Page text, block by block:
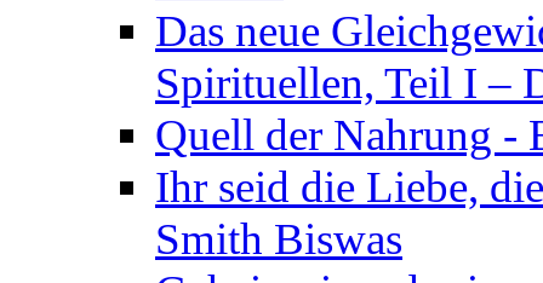
Das neue
Spirituellen, Teil I –
Quell der Nahrung -
Ihr seid die Liebe,
Smith Biswas